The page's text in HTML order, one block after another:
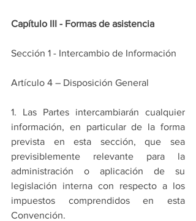
Capítulo III - Formas de asistencia
Sección 1 - Intercambio de Información
Artículo 4 – Disposición General
1. Las Partes intercambiarán cualquier
información, en particular de la forma
prevista en esta sección, que sea
previsiblemente relevante para la
administración o aplicación de su
legislación interna con respecto a los
impuestos comprendidos en esta
Convención.